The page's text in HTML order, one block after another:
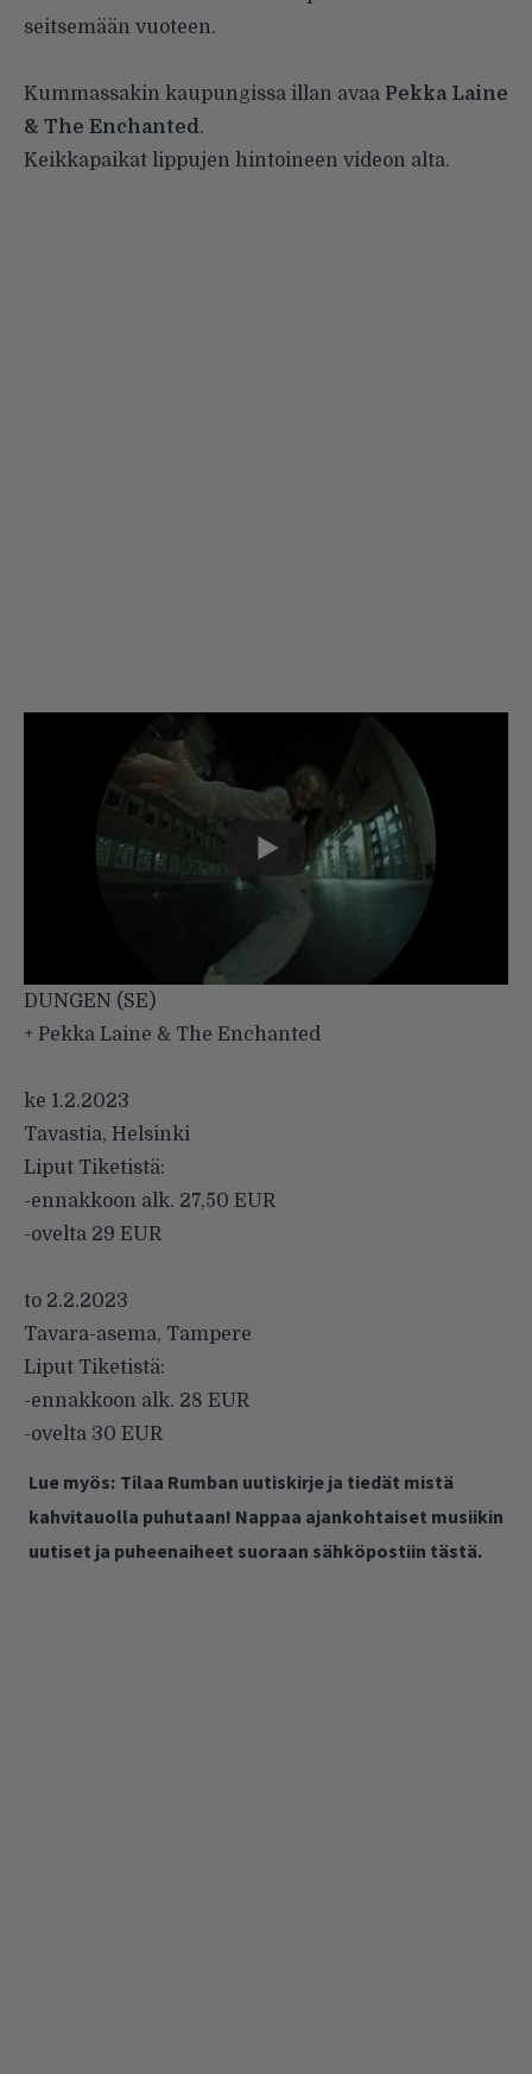
seitsemään vuoteen.
Kummassakin kaupungissa illan avaa Pekka Laine
& The Enchanted.
Keikkapaikat lippujen hintoineen videon alta.
DUNGEN (SE)
+ Pekka Laine & The Enchanted
ke 1.2.2023
Tavastia, Helsinki
Liput Tiketistä:
-ennakkoon alk. 27,50 EUR
-ovelta 29 EUR
to 2.2.2023
Tavara-asema, Tampere
Liput Tiketistä:
-ennakkoon alk. 28 EUR
-ovelta 30 EUR
Lue myös: Tilaa Rumban uutiskirje ja tiedät mistä
kahvitauolla puhutaan! Nappaa ajankohtaiset musiikin
uutiset ja puheenaiheet suoraan sähköpostiin tästä.